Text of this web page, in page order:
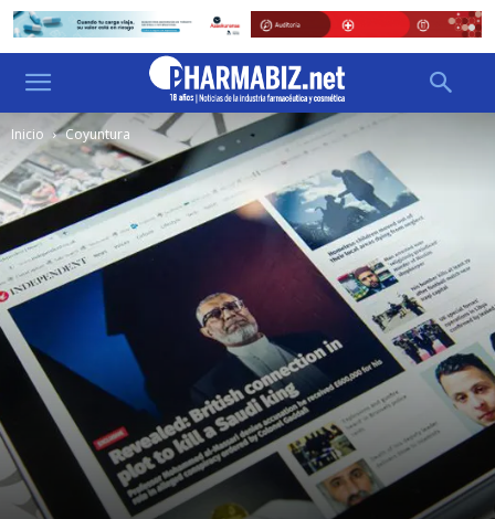
Inicio Coyuntura